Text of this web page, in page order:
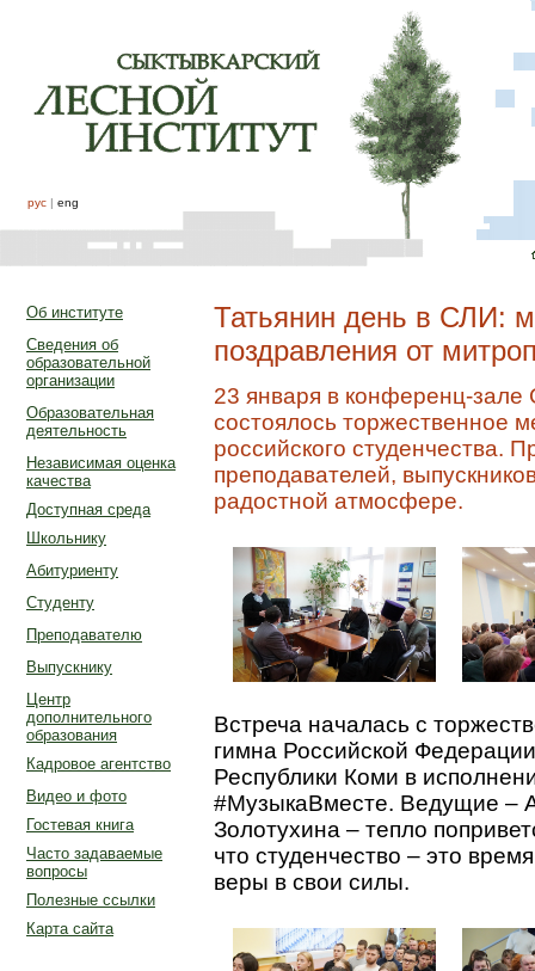
рус | eng
Об институте
Сведения об
образовательной
организации
Образовательная
деятельность
Независимая оценка
качества
Доступная среда
Школьнику
Абитуриенту
Студенту
Преподавателю
Выпускнику
Центр
дополнительного
образования
Кадровое агентство
Видео и фото
Гостевая книга
Часто задаваемые
вопросы
Полезные ссылки
Карта сайта
Татьянин день в СЛИ:
поздравления от
23 января в конференц-зале
состоялось торжественное
российского студенчества.
преподавателей,
радостной атмосфере.
Встреча началась с
гимна Российской
Республики Коми в
#МузыкаВместе. Ведущие –
Золотухина – тепло
что студенчество – это
веры в свои силы.